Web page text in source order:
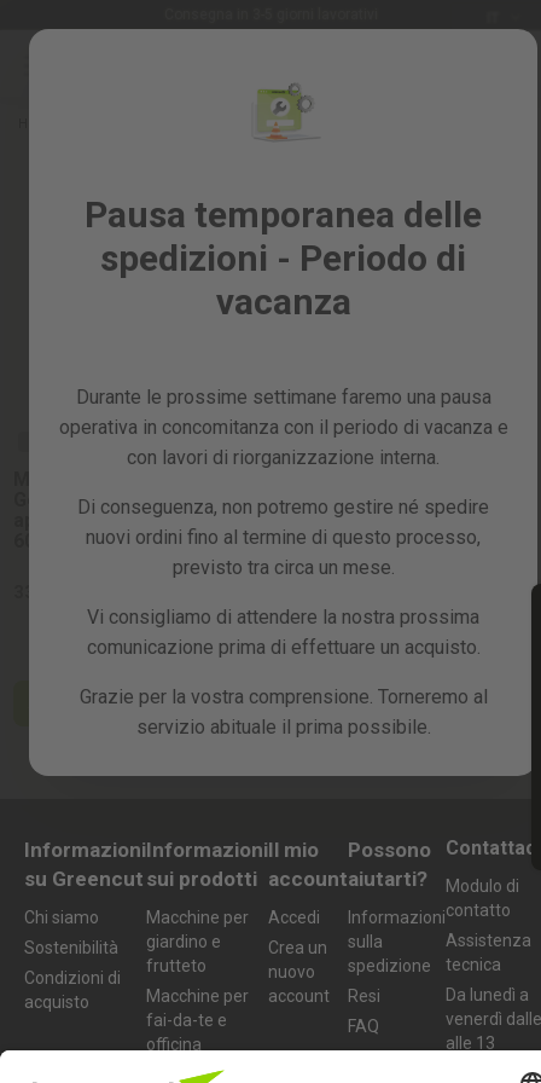
Pausa temporanea delle
spedizioni - Periodo di
vacanza
Durante le prossime settimane faremo una pausa
operativa in concomitanza con il periodo di vacanza e
con lavori di riorganizzazione interna.
Di conseguenza, non potremo gestire né spedire
nuovi ordini fino al termine di questo processo,
previsto tra circa un mese.
Vi consigliamo di attendere la nostra prossima
comunicazione prima di effettuare un acquisto.
Grazie per la vostra comprensione. Torneremo al
servizio abituale il prima possibile.
Salta
prodotti
Giardino
Ricambi
Ricambi per generatori elettrici
eléctricos
RICAMBIO
Generator Diesel
aperto 420CC
Aggiungi al carrello
Informazioni
su Greencut
Chi siamo
Sostenibilità
Condizioni di
acquisto
Informazioni
sui prodotti
Macchine per
giardino e
frutteto
Macchine per
fai-da-te e
officina
Accessori e
Il mio
account
Accedi
Crea un
nuovo
account
Possono
aiutarti?
Informazioni
sulla
spedizione
Resi
FAQ
Contattaci
Modulo di
contatto
Assistenza
tecnica
Da lunedì a
venerdì
alle 13
977 772